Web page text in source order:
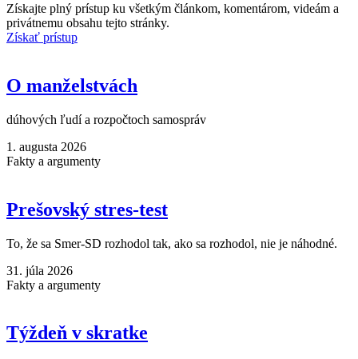
Získajte plný prístup ku všetkým článkom, komentárom, videám a
privátnemu obsahu tejto stránky.
Získať prístup
O manželstvách
dúhových ľudí a rozpočtoch samospráv
1. augusta 2026
Fakty a argumenty
Prešovský stres-test
To, že sa Smer-SD rozhodol tak, ako sa rozhodol, nie je náhodné.
31. júla 2026
Fakty a argumenty
Týždeň v skratke